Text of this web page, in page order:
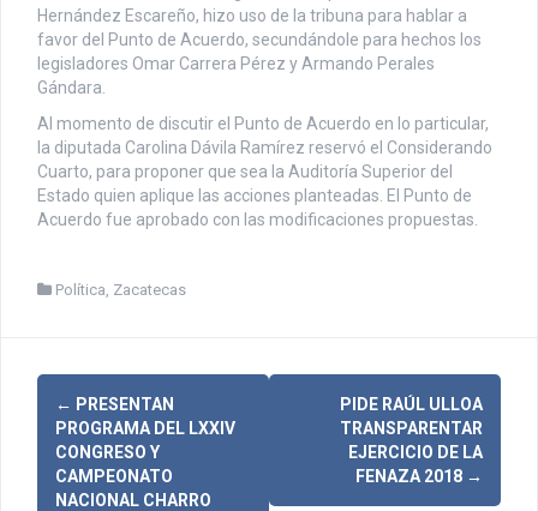
Hernández Escareño, hizo uso de la tribuna para hablar a
favor del Punto de Acuerdo, secundándole para hechos los
legisladores Omar Carrera Pérez y Armando Perales
Gándara.
Al momento de discutir el Punto de Acuerdo en lo particular,
la diputada Carolina Dávila Ramírez reservó el Considerando
Cuarto, para proponer que sea la Auditoría Superior del
Estado quien aplique las acciones planteadas. El Punto de
Acuerdo fue aprobado con las modificaciones propuestas.
Política Zacatecas
N← PRESENTAN
PROGRAMA DEL LXXIV
CONGRESO Y
CAMPEONATO
NACIONAL CHARRO
PIDE RAÚL ULLOA
TRANSPARENTAR
EJERCICIO DE LA
FENAZA 2018 →